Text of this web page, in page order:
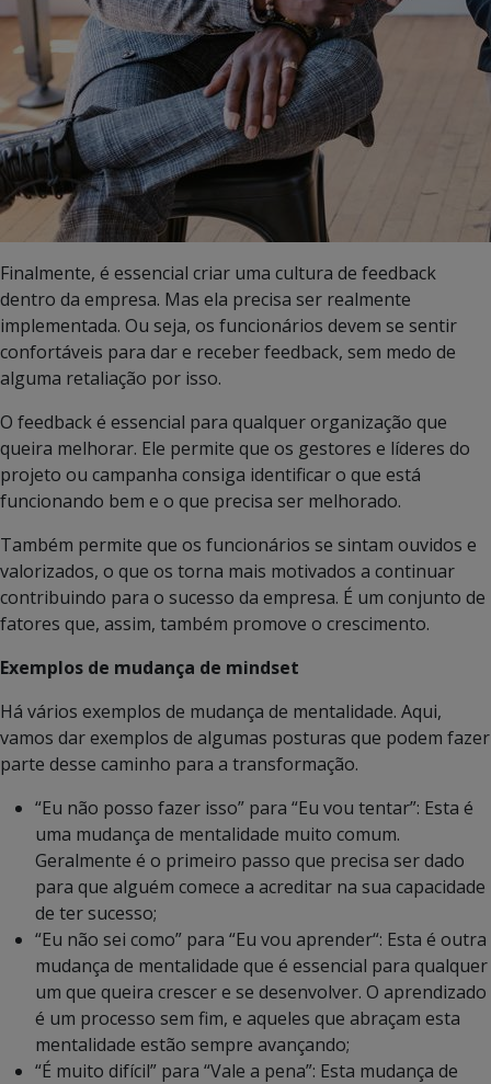
Finalmente, é essencial criar uma cultura de feedback
dentro da empresa. Mas ela precisa ser realmente
implementada. Ou seja, os funcionários devem se sentir
confortáveis para dar e receber feedback, sem medo de
alguma retaliação por isso.
O feedback é essencial para qualquer organização que
queira melhorar. Ele permite que os gestores e líderes do
projeto ou campanha consiga identificar o que está
funcionando bem e o que precisa ser melhorado.
Também permite que os funcionários se sintam ouvidos e
valorizados, o que os torna mais motivados a continuar
contribuindo para o sucesso da empresa. É um conjunto de
fatores que, assim, também promove o crescimento.
Exemplos de mudança de mindset
Há vários exemplos de mudança de mentalidade. Aqui,
vamos dar exemplos de algumas posturas que podem fazer
parte desse caminho para a transformação.
“Eu não posso fazer isso” para “Eu vou tentar”: Esta é
uma mudança de mentalidade muito comum.
Geralmente é o primeiro passo que precisa ser dado
para que alguém comece a acreditar na sua capacidade
de ter sucesso;
“Eu não sei como” para “Eu vou aprender“: Esta é outra
mudança de mentalidade que é essencial para qualquer
um que queira crescer e se desenvolver. O aprendizado
é um processo sem fim, e aqueles que abraçam esta
mentalidade estão sempre avançando;
“É muito difícil” para “Vale a pena”: Esta mudança de